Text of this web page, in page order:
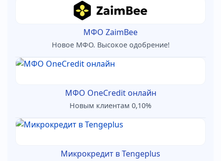
МФО ZaimBee
Новое МФО. Высокое одобрение!
МФО OneCredit онлайн
Новым клиентам 0,10%
Микрокредит в Tengeplus